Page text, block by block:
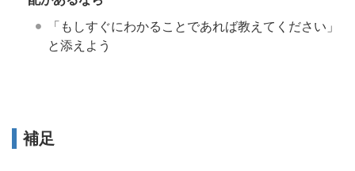
「もしすぐにわかることであれば教えてください」
と添えよう
補足